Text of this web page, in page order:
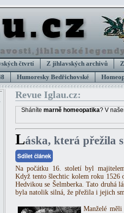
čtvrtí Z jihlavských archivů
Humoresky Bedřichovské
Revue Iglau.cz:
Sháníte marně homeopatika? V
Láska, která přežila
Sdílet článek
Na počátku 16. století byl
Když tento šlechtic kolem roku 1526
Hedvikou se Šelmberka. Tato druhá
byla natolik silná, že přežila i jejich
Manželé